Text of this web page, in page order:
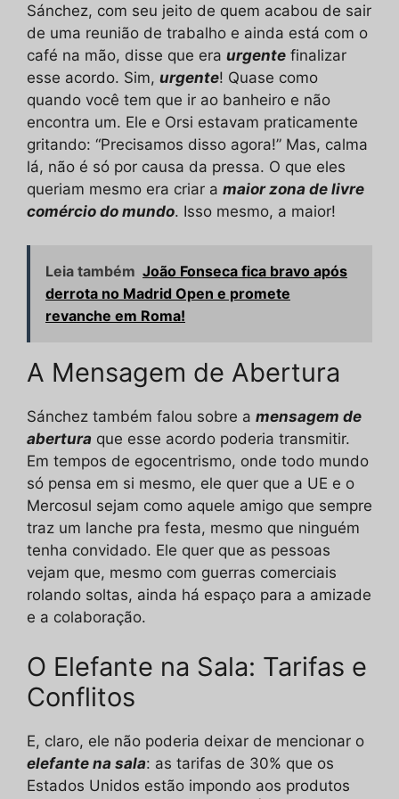
Sánchez, com seu jeito de quem acabou de sair
de uma reunião de trabalho e ainda está com o
café na mão, disse que era urgente finalizar
esse acordo. Sim, urgente! Quase como
quando você tem que ir ao banheiro e não
encontra um. Ele e Orsi estavam praticamente
gritando: “Precisamos disso agora!” Mas, calma
lá, não é só por causa da pressa. O que eles
queriam mesmo era criar a maior zona de livre
comércio do mundo. Isso mesmo, a maior!
Leia também João Fonseca fica bravo após
derrota no Madrid Open e promete
revanche em Roma!
A Mensagem de Abertura
Sánchez também falou sobre a mensagem de
abertura que esse acordo poderia transmitir.
Em tempos de egocentrismo, onde todo mundo
só pensa em si mesmo, ele quer que a UE e o
Mercosul sejam como aquele amigo que sempre
traz um lanche pra festa, mesmo que ninguém
tenha convidado. Ele quer que as pessoas
vejam que, mesmo com guerras comerciais
rolando soltas, ainda há espaço para a amizade
e a colaboração.
O Elefante na Sala: Tarifas e
Conflitos
E, claro, ele não poderia deixar de mencionar o
elefante na sala: as tarifas de 30% que os
Estados Unidos estão impondo aos produtos